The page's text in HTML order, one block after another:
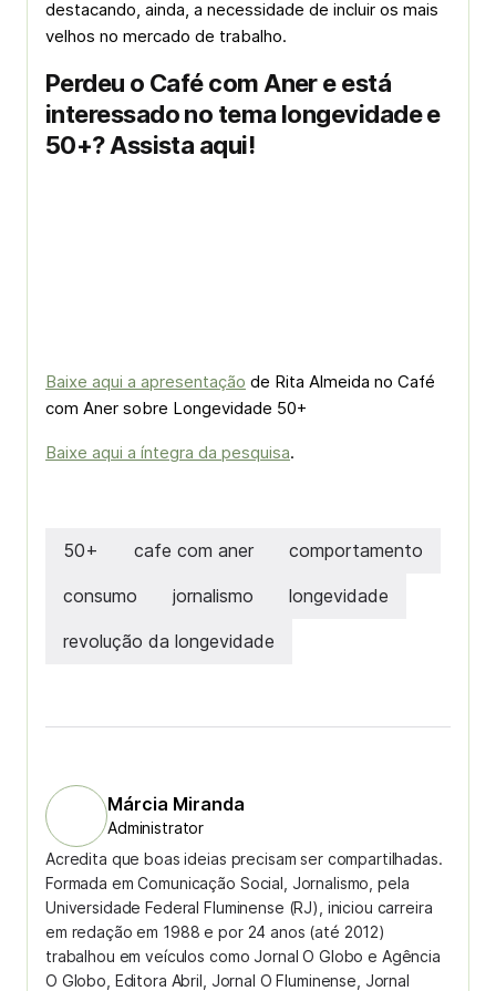
destacando, ainda, a necessidade de incluir os mais
velhos no mercado de trabalho.
Perdeu o Café com Aner e está
interessado no tema longevidade e
50+? Assista aqui!
Baixe aqui a apresentação de Rita Almeida no Café
com Aner sobre Longevidade 50+
Baixe aqui a íntegra da pesquisa.
50+ cafe com aner comportamento
consumo jornalismo longevidade
revolução da longevidade
Márcia Miranda
Administrator
Acredita que boas ideias precisam ser compartilhadas.
Formada em Comunicação Social, Jornalismo, pela
Universidade Federal Fluminense (RJ), iniciou carreira
em redação em 1988 e por 24 anos (até 2012)
trabalhou em veículos como Jornal O Globo e Agência
O Globo, Editora Abril, Jornal O Fluminense, Jornal